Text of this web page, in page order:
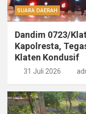
SUARA DAERAH
Dandim 0723/
Kapolresta,
Klaten Kondusif
31 Juli 2026